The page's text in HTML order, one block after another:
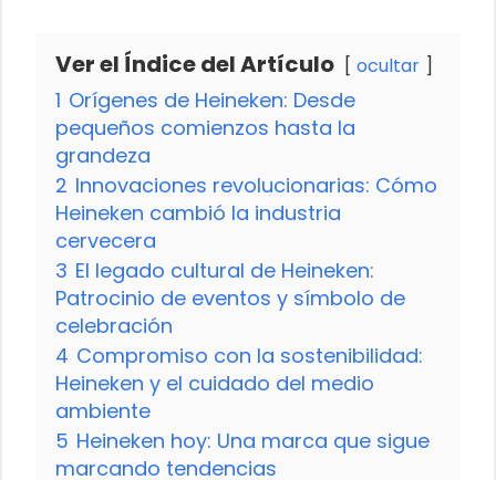
Ver el Índice del Artículo ocultar
1 Orígenes de Heineken: Desde
pequeños comienzos hasta la
grandeza
2 Innovaciones revolucionarias: Cómo
Heineken cambió la industria
cervecera
3 El legado cultural de Heineken:
Patrocinio de eventos y símbolo de
celebración
4 Compromiso con la sostenibilidad:
Heineken y el cuidado del medio
ambiente
5 Heineken hoy: Una marca que sigue
marcando tendencias